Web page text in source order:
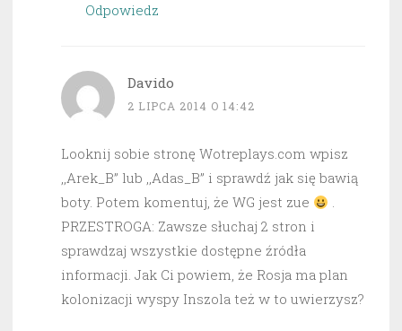
Odpowiedz
Davido
2 LIPCA 2014 O 14:42
Looknij sobie stronę Wotreplays.com wpisz
,,Arek_B” lub ,,Adas_B” i sprawdź jak się bawią
boty. Potem komentuj, że WG jest zue
.
PRZESTROGA: Zawsze słuchaj 2 stron i
sprawdzaj wszystkie dostępne źródła
informacji. Jak Ci powiem, że Rosja ma plan
kolonizacji wyspy Inszola też w to uwierzysz?